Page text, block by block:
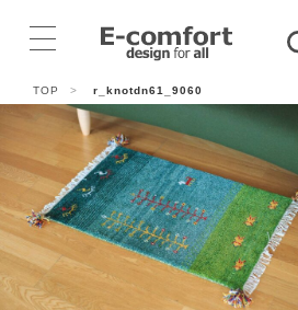
TOP > r_knotdn61_9060